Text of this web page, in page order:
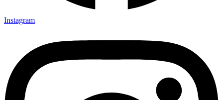
Instagram